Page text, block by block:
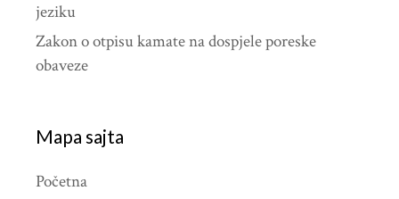
jeziku
Zakon o otpisu kamate na dospjele poreske
obaveze
Mapa sajta
Početna